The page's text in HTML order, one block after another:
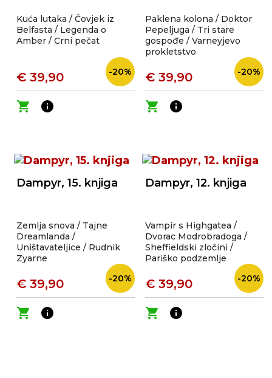
Kuća lutaka / Čovjek iz
Belfasta / Legenda o
Amber / Crni pečat
€ 39,90 -20%
shopping_cart info
Paklena kolona / Doktor
Pepeljuga / Tri stare
gospođe / Varneyjevo
prokletstvo
€ 39,90 -20%
shopping_cart info
Dampyr, 15. knjiga
Zemlja snova / Tajne
Dreamlanda /
Uništavateljice / Rudnik
Zyarne
€ 39,90 -20%
shopping_cart info
Dampyr, 12. knjiga
Vampir s Highgatea /
Dvorac Modrobradoga /
Sheffieldski zločini /
Pariško podzemlje
€ 39,90 -20%
shopping_cart info